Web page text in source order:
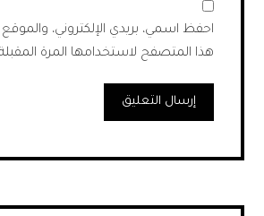
احفظ اسمي، بريدي الإلكتروني، والموقع
هذا المتصفح لاستخدامها المرة
إرسال التعليق